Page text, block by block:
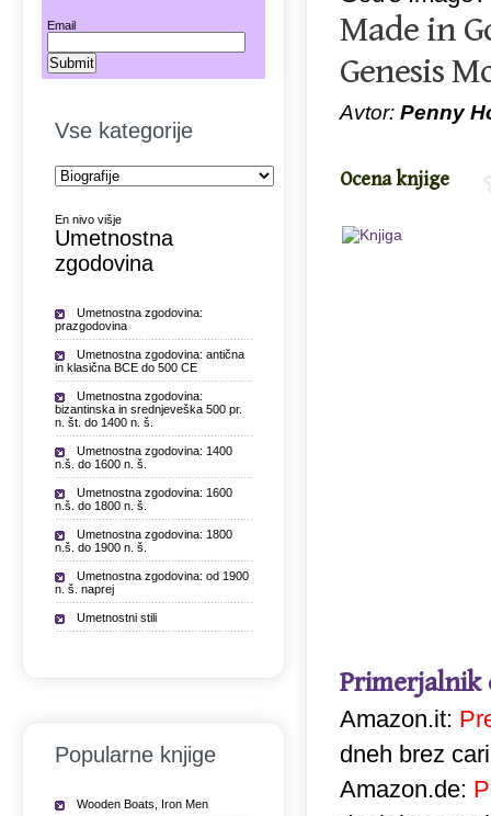
Made in
Genesis
Avtor: Penny
Ocena knjige
Primerjalnik
Amazon.it:
dneh brez
Amazon.de:
Email
Vse kategorije
En nivo višje
Umetnostna
zgodovina
Umetnostna zgodovina:
prazgodovina
Umetnostna zgodovina: antična
in klasična BCE do 500 CE
Umetnostna zgodovina:
bizantinska in srednjeveška 500 pr.
n. št. do 1400 n. š.
Umetnostna zgodovina: 1400
n.š. do 1600 n. š.
Umetnostna zgodovina: 1600
n.š. do 1800 n. š.
Umetnostna zgodovina: 1800
n.š. do 1900 n. š.
Umetnostna zgodovina: od 1900
n. š. naprej
Umetnostni stili
Popularne knjige
Wooden Boats, Iron Men